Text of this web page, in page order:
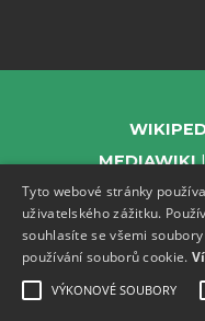
MEDIAWIKI
WIKINEWS
Tyto webové stránky
uživatelského zážitku.
souhlasíte se všemi
používání souborů cookie.
VÝKONOVÉ SOUBORY